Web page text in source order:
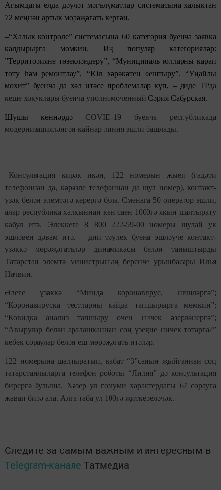
Агымдагы елда дәүләт мәгълүматлар системасына халыктан
72 меңнән артык мөрәҗәгать кергән.
–“Халык контроле” системасына 60 категория буенча заявка
калдырырга мөмкин. Иң популяр категорияләр:
”Территорияне төзекләндерү”, “Муниципаль юлларны карап
тоту һәм ремонтлау”, “Юл хәрәкәтен оештыру”. “Уңайлы
мохит” буенча да хәл итәсе проблемалар күп, – диде ТРда
кеше хокуклары буенча уполномоченный Сәрия Сабурская.
Шушы көннәрдә COVID-19 буенча республикада
модернизацияләнгән кайнар линия эшли башлады.
–Консультация кирәк икән, 122 номерын җыеп (гадәти
телефоннан да, кәрәзле телефоннан да шул номер), контакт-
үзәк белән элемтәгә керергә була. Сменага 50 оператор эшли,
алар республика халкыннан көн саен 1000гә якын шалтырату
кабул итә. Элеккеге 8 800 222-59-00 номеры шулай ук
эшләвен дәвам итә, – дип тәүлек буена эшләүче контакт-
үзәккә мөрәҗәгатьләр динамикасы белән таныштырды
Татарстан элемтә министрының беренче урынбасары Илья
Начвин.
Әлеге үзәккә “Миндә коронавирус, нишләргә”;
“Коронавируска тестларны кайда тапшырырга мөмкин”;
“Ковидка анализ тапшыру өчен ничек әзерләнергә”;
“Авырулар белән аралашканнан соң үзеңне ничек тотарга?”
кебек сораулар белән еш мөрәҗәгать итәләр.
122 номерына шалтыратып, кабат “3”санын җыйганнан соң
татарстанлыларга телефон роботы “Лилия” дә консультация
бирергә булыша. Хәзер ул гомуми характердагы 67 сорауга
җавап бирә ала. Алга таба ул 100гә җиткереләчәк.
Следите за самым важным и интересным в
Telegram-канале Татмедиа